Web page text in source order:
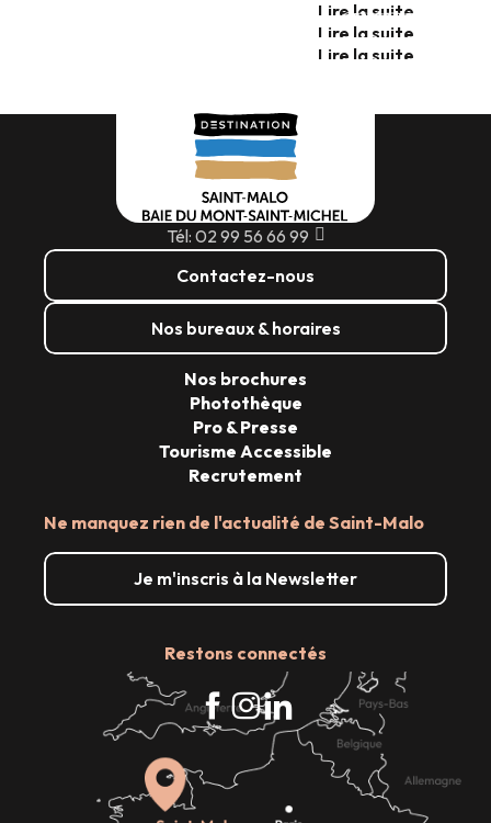
Lire la suite
Lire la suite
Lire la suite
SAISON 2026
Tél: 02 99 56 66 99
Contactez-nous
Nos bureaux & horaires
Ne manquez rien de l'actualité de Saint-Malo
Je m'inscris à la Newsletter
Restons connectés
Nos brochures
Photothèque
Pro & Presse
Tourisme Accessible
Recrutement